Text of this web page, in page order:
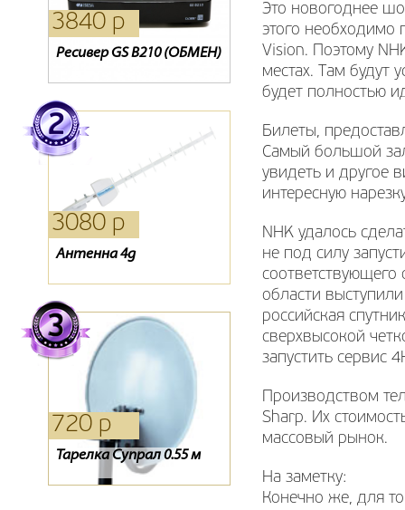
3840 р
Ресивер GS B210 (ОБМЕН)
760 р
Кронштейн DRS-3103
1210 р
Карты оплаты
3080 р
Антенна 4g
660 р
Антенна Дельта Н181
4510 р
Модуль CI+ CAM Viaccess
720 р
Тарелка Супрал 0.55 м
390 р
Конвертор спутниковый
390 р
Пульт для спутникового
ресивера ТЕЛЕКАРТА X80 /
X90, GLOBO X80 / X90
Это новогоднее
этого необходимо
Vision. Поэтому
местах. Там будут
будет полностью
Билеты,
Самый большой
увидеть и другое
интересную
NHK удалось
не под силу
области
российская
сверхвысокой
запустить сервис
Производством
Sharp. Их
массовый рынок.
На заметку:
Конечно же, для